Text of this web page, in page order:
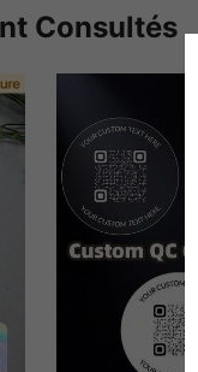
Consultés